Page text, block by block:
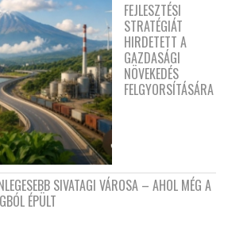
FEJLESZTÉSI
STRATÉGIÁT
HIRDETETT A
GAZDASÁGI
NÖVEKEDÉS
FELGYORSÍTÁSÁRA
SIVATAGI VÁROSA – AHOL MÉG A
ÉPÜLT